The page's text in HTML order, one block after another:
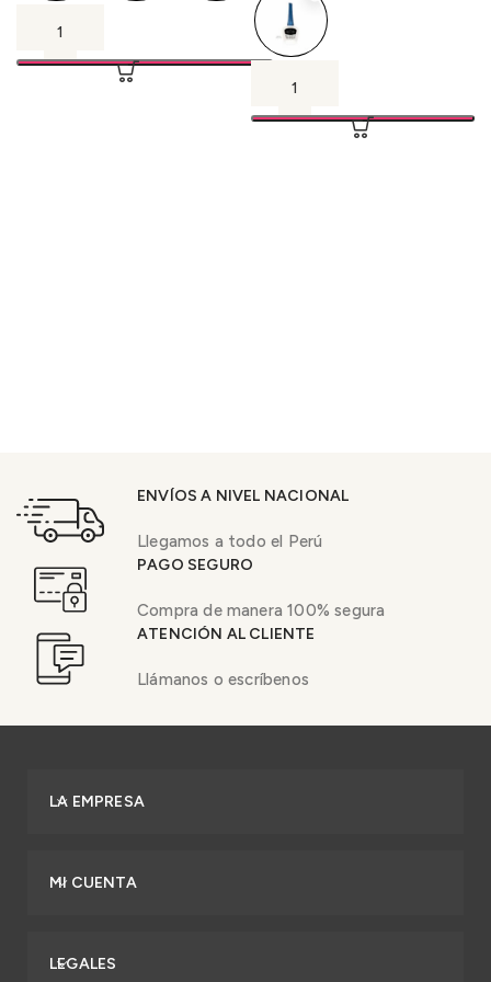
ENVÍOS A NIVEL NACIONAL
Llegamos a todo el Perú
PAGO SEGURO
Compra de manera 100% segura
ATENCIÓN AL CLIENTE
Llámanos o escríbenos
LA EMPRESA
MI CUENTA
LEGALES